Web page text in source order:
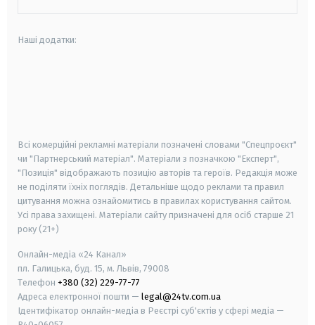
Наші додатки:
Всі комерційні рекламні матеріали позначені словами "Спецпроєкт"
чи "Партнерський матеріал". Матеріали з позначкою "Експерт",
"Позиція" відображають позицію авторів та героїв. Редакція може
не поділяти їхніх поглядів. Детальніше щодо реклами та правил
цитування можна ознайомитись в правилах користування сайтом.
Усі права захищені. Матеріали сайту призначені для осіб старше 21
року (21+)
Онлайн-медіа «24 Канал»
пл. Галицька, буд. 15, м. Львів, 79008
Телефон +380 (32) 229-77-77
Адреса електронної пошти — legal@24tv.com.ua
Ідентифікатор онлайн-медіа в Реєстрі суб'єктів у сфері медіа —